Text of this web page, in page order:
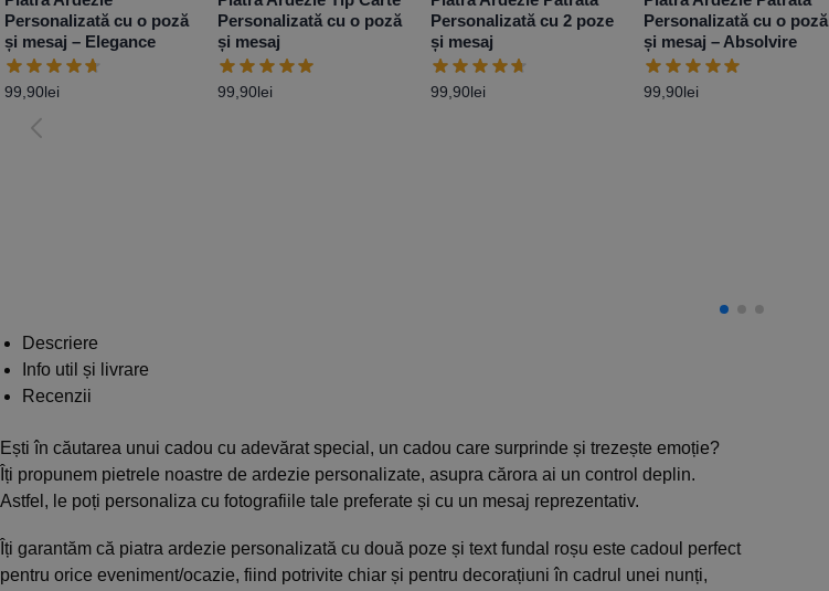
Personalizată cu o poză
și mesaj – Elegance
99,90lei
Personalizată cu o poză
și mesaj
99,90lei
Personalizată cu 2 poze
și mesaj
99,90lei
Personalizată cu o poză
și mesaj – Absolvire
99,90lei
Descriere
Info util și livrare
Recenzii
Ești în căutarea unui cadou cu adevărat special, un cadou care surprinde și trezește emoție?
Îți propunem pietrele noastre de ardezie personalizate, asupra cărora ai un control deplin.
Astfel, le poți personaliza cu fotografiile tale preferate și cu un mesaj reprezentativ.
Îți garantăm că piatra ardezie personalizată cu două poze și text fundal roșu este cadoul perfect
pentru orice eveniment/ocazie, fiind potrivite chiar și pentru decorațiuni în cadrul unei nunți,